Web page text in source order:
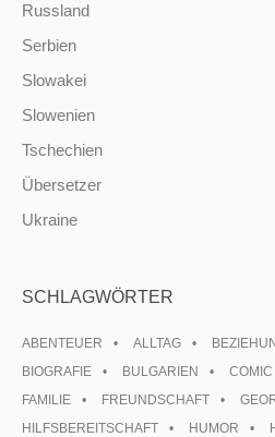
Russland
Serbien
Slowakei
Slowenien
Tschechien
Übersetzer
Ukraine
SCHLAGWÖRTER
ABENTEUER ALLTAG
BIOGRAFIE
BULGARIEN COMIC
FAMILIE
FREUNDSCHAFT
HILFSBEREITSCHAFT
HUMOR